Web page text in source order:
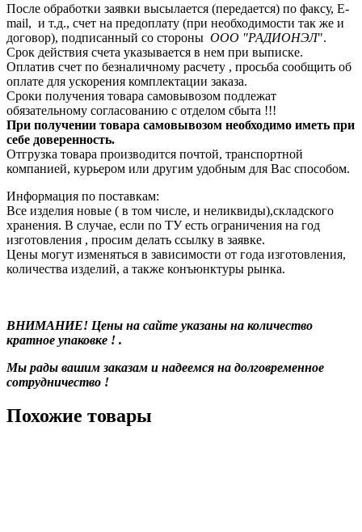
После обработки заявки высылается (передается) по факсу, E-
mail, и т.д., счет на предоплату (при необходимости так же и
договор), подписанный со стороны ООО "РАДИОНЭЛ".
Срок действия счета указывается в нем при выписке.
Оплатив счет по безналичному расчету , просьба сообщить об
оплате для ускорения комплектации заказа.
Сроки получения товара самовывозом подлежат
обязательному согласованию с отделом сбыта !!!
При получении товара самовывозом необходимо иметь при
себе доверенность.
Отгрузка товара производится почтой, транспортной
компанией, курьером или другим удобным для Вас способом.
Информация по поставкам:
Все изделия новые ( в том числе, и неликвиды),складского
хранения. В случае, если по ТУ есть ограничения на год
изготовления , просим делать ссылку в заявке.
Цены могут изменяться в зависимости от года изготовления,
количества изделий, а также конъюнктуры рынка.
ВНИМАНИЕ! Цены на сайте указаны на количество
кратное упаковке ! .
Мы рады вашим заказам и надеемся на долговременное
сотрудничество !
Похожие товары